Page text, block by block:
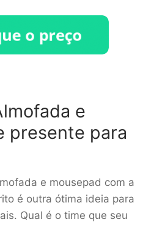
e
presente para
e mousepad com a
é outra ótima ideia para
Qual é o time que seu